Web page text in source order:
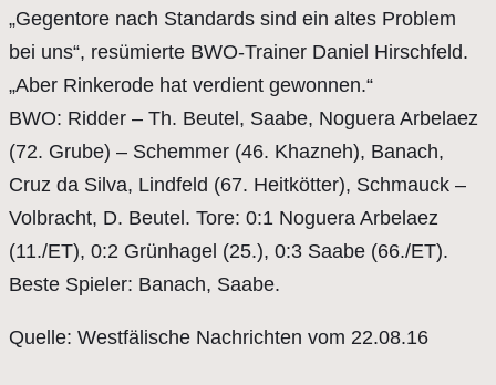
„Gegentore nach Standards sind ein altes Problem
bei uns“, resümierte BWO-Trainer Daniel Hirschfeld.
„Aber Rinkerode hat verdient gewonnen.“
BWO: Ridder – Th. Beutel, Saabe, Noguera Arbelaez
(72. Grube) – Schemmer (46. Khazneh), Banach,
Cruz da Silva, Lindfeld (67. Heitkötter), Schmauck –
Volbracht, D. Beutel. Tore: 0:1 Noguera Arbelaez
(11./ET), 0:2 Grünhagel (25.), 0:3 Saabe (66./ET).
Beste Spieler: Banach, Saabe.
Quelle: Westfälische Nachrichten vom 22.08.16